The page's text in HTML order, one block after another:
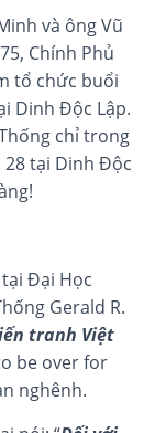
và ông Vũ
Chính Phủ
tổ chức buổi
Dinh Độc Lập.
chỉ trong
tại Dinh Độc
Đại Học
Gerald R.
tranh Việt
be over for
nghênh.